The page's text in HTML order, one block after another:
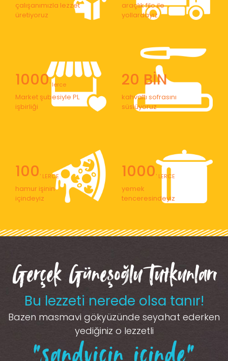
çalışanımızla lezzet
üretiyoruz
araçlık filo ile
yollardayız
1000' lerce
Market şubesiyle PL
işbirliği
20 BİN
kahvaltı sofrasını
süslüyoruz
100' LERCE
hamur işinin
içindeyiz
1000' LERCE
yemek
tenceresindeyiz
Gerçek Güneşoğlu Tutkunları
Bu lezzeti nerede olsa tanır!
Bazen masmavi gökyüzünde seyahat ederken
yediğiniz o lezzetli